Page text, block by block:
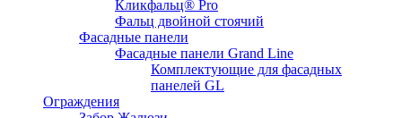
Кликфальц® Pro
Фальц двoйной стоячий
Фасадные панели
Фасадные панели Grand Line
Комплектующие для фасадных
панелей GL
Ограждения